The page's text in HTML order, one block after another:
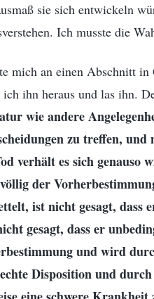
sie sich entwickeln
Ich musste die
mich an einen Abschnitt in
ich ihn heraus und las ihn.
wie andere
zu treffen,
verhält es sich genauso
der
ist nicht gesagt,
gesagt, dass er
und wird
Disposition und